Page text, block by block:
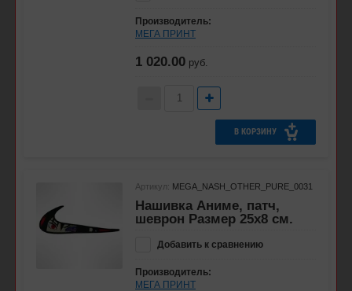
Производитель:
МЕГА ПРИНТ
1 020.00 руб.
В КОРЗИНУ
Артикул: MEGA_NASH_OTHER_PURE_0031
Нашивка Аниме, патч,
шеврон Размер 25х8 см.
Добавить к сравнению
Производитель:
МЕГА ПРИНТ